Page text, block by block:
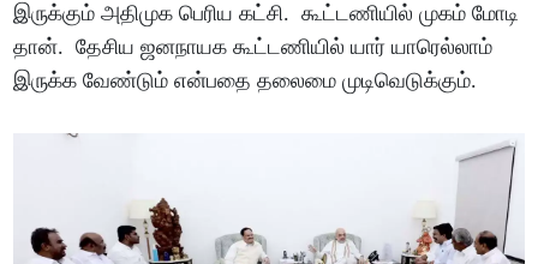
இருக்கும் அதிமுக பெரிய கட்சி. கூட்டணியில் முகம் மோடி
தான். தேசிய ஜனநாயக கூட்டணியில் யார் யாரெல்லாம்
இருக்க வேண்டும் என்பதை தலைமை முடிவெடுக்கும்.